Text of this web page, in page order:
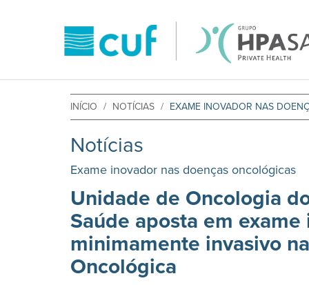
INÍCIO NOTÍCIAS EXAME INOVADOR NAS
Notícias
Exame inovador nas doenças oncológicas
Unidade de Oncologia
Saúde aposta em
minimamente invasivo
Oncológica